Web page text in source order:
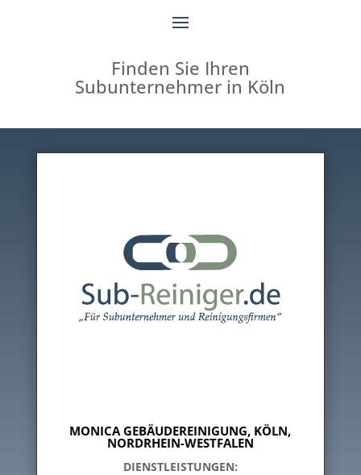
Finden Sie Ihren
Subunternehmer in Köln
MONICA GEBÄUDEREINIGUNG, KÖLN,
NORDRHEIN-WESTFALEN
DIENSTLEISTUNGEN: